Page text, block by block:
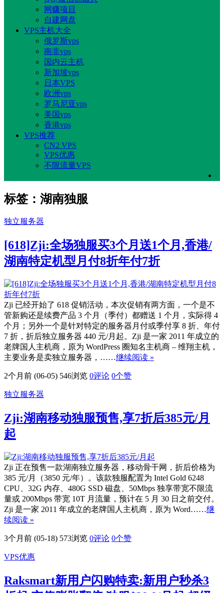
网赚项目
自建网盘
VPS主机大全
俄罗斯vps
南非vps
国内云主机
新加坡vps
日本VPS
欧洲vps
罗马尼亚vps
美国vps
香港vps
VPS推荐
CN2 VPS
VPS优惠
不限流量VPS
标签：湖南独服
独立服务器
[618]Zji:全场独服买3个月送1个月,香港/
湖南特定机型月付8折年付7折
Zji 已经开始了 618 促销活动，本次促销有两方面，一个是不
管新购还是续费产品 3 个月（季付）都赠送 1 个月，实际得 4
个月；另外一个是针对特定的服务器月付或季付享 8 折、年付
7 折，折后独立服务器 440 元/月起。Zji 是一家 2011 年成立的
老牌国人主机商，原为 WordPress 圈知名主机商 – 维翔主机，
主要业务是卖独立服务器，……继续阅读 »
2个月前 (06-05) 546浏览 0评论 0个赞
独立服务器
Zji:湖南移动独服预售,享7折后385元/月
起
Zji 正在预售一款湖南独立服务器，移动骨干网，折后价格为
385 元/月（3850 元/年）。该款独服配置为 Intel Gold 6248
CPU、32G 内存、480G SSD 磁盘、50Mbps 独享带宽不限流
量或 200Mbps 带宽 10T 月流量，预计在 5 月 30 日之前交付。
Zji 是一家 2011 年成立的老牌国人主机商，原为 Word……继
续阅读 »
3个月前 (05-18) 573浏览 0评论 0个赞
VPS优惠
Raksmart新用户闪购特卖:新用户秒杀3